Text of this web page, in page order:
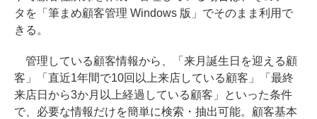
タを「筆まめ顧客管理 Windows 版」でそのまま利用で
きる。
管理している顧客情報から、「来月誕生日を迎える顧
客」「直近1年間で10回以上来店している顧客」「最終
来店日から3か月以上経過している顧客」といった条件
で、必要な情報だけを簡単に検索・抽出可能。顧客基本